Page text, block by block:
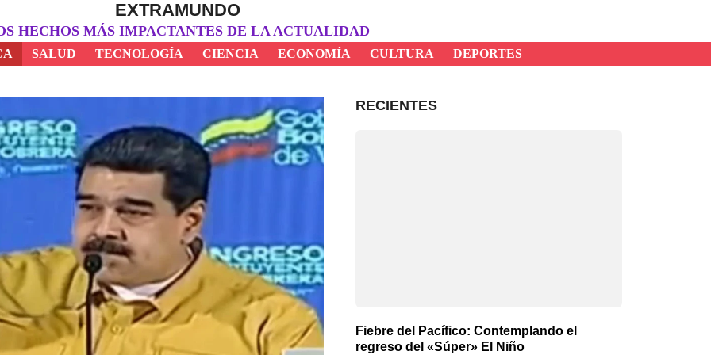
EXTRAMUNDO
HECHOS MÁS IMPACTANTES DE LA ACTUALIDAD
SALUD TECNOLOGÍA CIENCIA ECONOMÍA CULTURA DEPORTES
RECIENTES
Fiebre del Pacífico: Contemplando el
regreso del «Súper» El Niño